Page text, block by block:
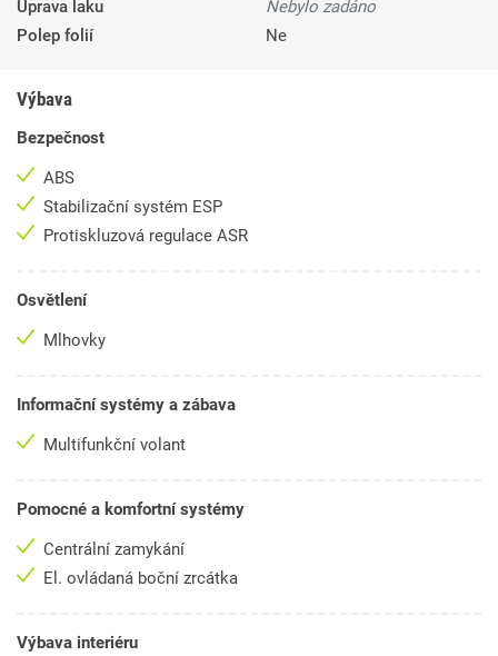
Úprava laku
Nebylo zadáno
Polep folií
Ne
Výbava
Bezpečnost
ABS
Stabilizační systém ESP
Protiskluzová regulace ASR
Osvětlení
Mlhovky
Informační systémy a zábava
Multifunkční volant
Pomocné a komfortní systémy
Centrální zamykání
El. ovládaná boční zrcátka
Výbava interiéru